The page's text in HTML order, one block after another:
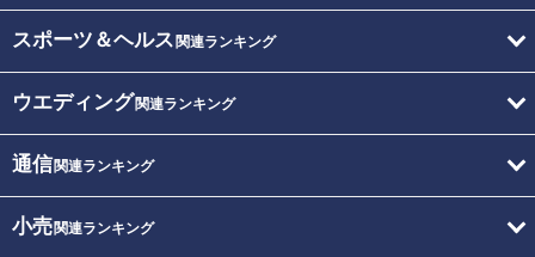
スポーツ＆ヘルス 関連ランキング
ウエディング関連ランキング
通信関連ランキング
小売関連ランキング